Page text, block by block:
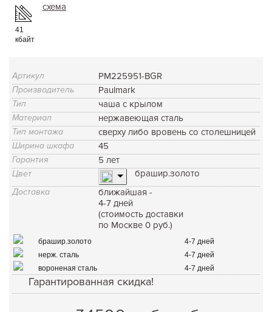
41
кбайт
схема
Артикул PM225951-BGR
Производитель Paulmark
Тип чаша с крылом
Материал нержавеющая сталь
Тип монтажа сверху либо вровень со столешницей
Ширина шкафа 45
Гарантия 5 лет
Цвет брашир.золото
Доставка
ближайшая -
4-7 дней
(стоимость доставки
по Москве 0 руб.)
брашир.золото
4-7 дней
нерж. сталь
4-7 дней
вороненая сталь
4-7 дней
Гарантированная скидка!